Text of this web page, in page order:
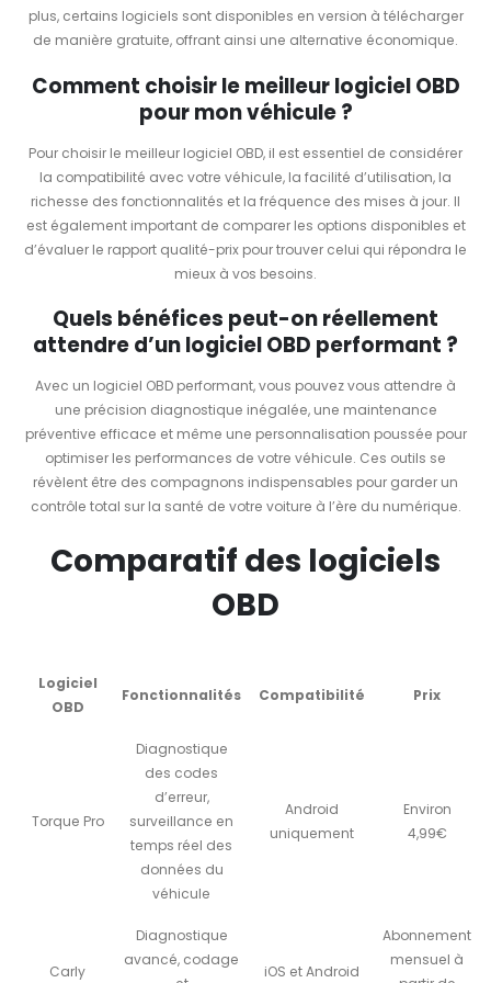
plus, certains logiciels sont disponibles en version à télécharger
de manière gratuite, offrant ainsi une alternative économique.
Comment choisir le meilleur logiciel OBD
pour mon véhicule ?
Pour choisir le meilleur logiciel OBD, il est essentiel de considérer
la compatibilité avec votre véhicule, la facilité d’utilisation, la
richesse des fonctionnalités et la fréquence des mises à jour. Il
est également important de comparer les options disponibles et
d’évaluer le rapport qualité-prix pour trouver celui qui répondra le
mieux à vos besoins.
Quels bénéfices peut-on réellement
attendre d’un logiciel OBD performant ?
Avec un logiciel OBD performant, vous pouvez vous attendre à
une précision diagnostique inégalée, une maintenance
préventive efficace et même une personnalisation poussée pour
optimiser les performances de votre véhicule. Ces outils se
révèlent être des compagnons indispensables pour garder un
contrôle total sur la santé de votre voiture à l’ère du numérique.
Comparatif des logiciels
OBD
Logiciel
OBD
Fonctionnalités Compatibilité Prix
Torque Pro
Diagnostique
des codes
d’erreur,
surveillance en
temps réel des
données du
véhicule
Android
uniquement
Environ
4,99€
Carly
Diagnostique
avancé, codage
iOS et Android
Abonnement
mensuel à